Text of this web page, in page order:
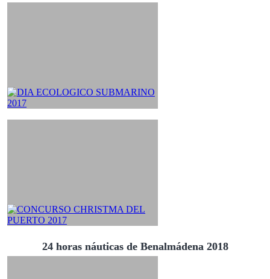
24 horas náuticas de Benalmádena 2018